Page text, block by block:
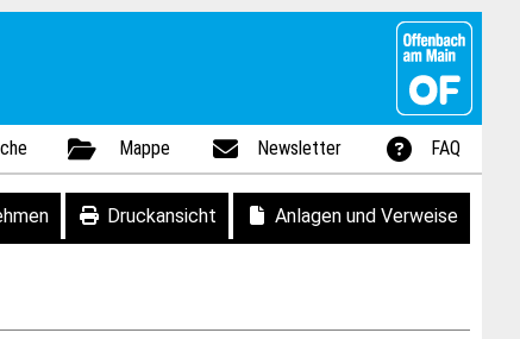
Mappe Newsletter FAQ
Druckansicht Anlagen und Verweise